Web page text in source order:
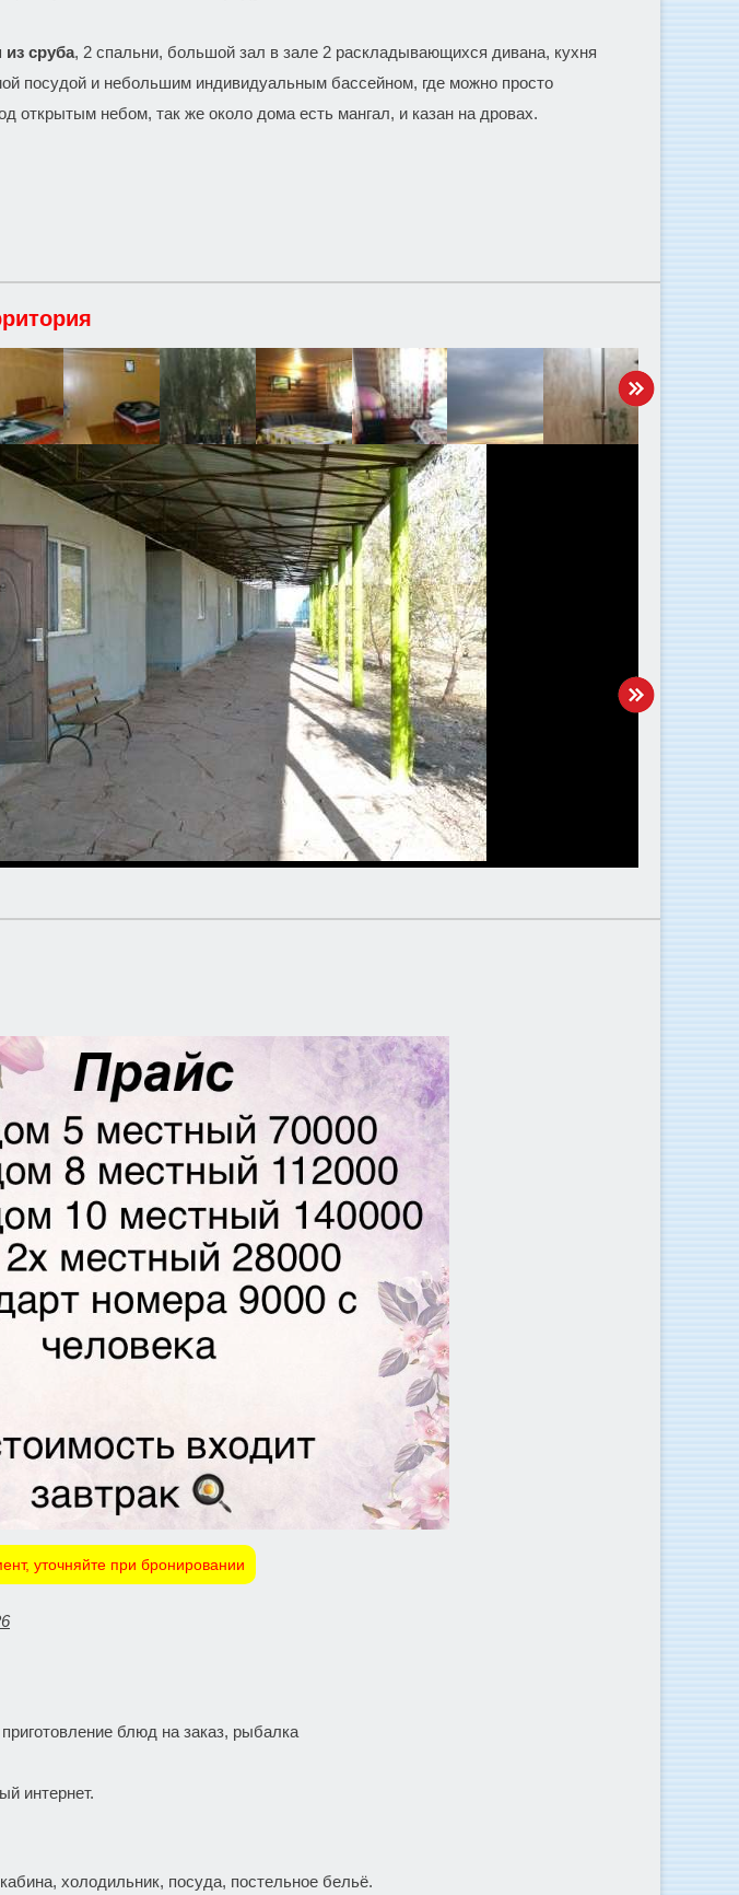
сруба, 2 спальни, большой зал в зале 2 раскладывающихся дивана, кухня
посудой и небольшим индивидуальным бассейном, где можно просто
открытым небом, так же около дома есть мангал, и казан на дровах.
уточняйте при бронировании
блюд на заказ, рыбалка
интернет.
холодильник, посуда, постельное бельё.